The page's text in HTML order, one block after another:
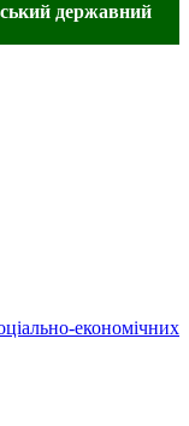
державний
економічних